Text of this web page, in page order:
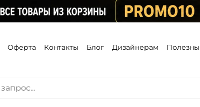
Оферта Контакты Блог Дизайнерам